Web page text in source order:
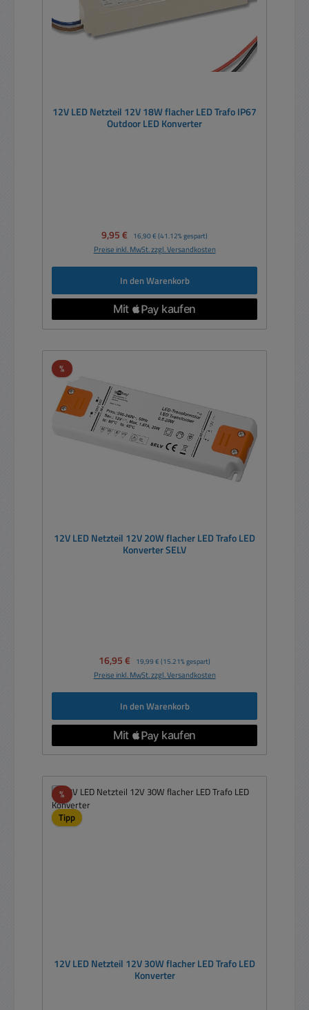
12V LED Netzteil 12V 18W flacher LED Trafo IP67
Outdoor LED Konverter
Verkaufspreis:
9,95 € Regulärer Preis:
16,90 € (41.12% gespart)
Preise inkl. MwSt. zzgl. Versandkosten
In den Warenkorb
%Rabatt
12V LED Netzteil 12V 20W flacher LED Trafo LED
Konverter SELV
Verkaufspreis:
16,95 € Regulärer Preis:
19,99 € (15.21% gespart)
Preise inkl. MwSt. zzgl. Versandkosten
In den Warenkorb
%Rabatt
Tipp
12V LED Netzteil 12V 30W flacher LED Trafo LED
Konverter